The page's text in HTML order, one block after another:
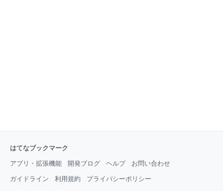
はてなブックマーク
アプリ・拡張機能 開発ブログ ヘルプ お問い合わせ
ガイドライン 利用規約 プライバシーポリシー